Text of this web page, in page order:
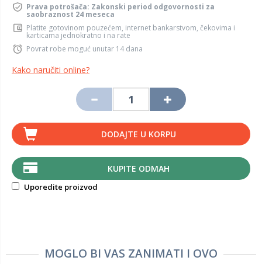
Prava potrošača: Zakonski period odgovornosti za
saobraznost 24 meseca
Platite gotovinom pouzećem, internet bankarstvom, čekovima i
karticama jednokratno i na rate
Povrat robe moguć unutar 14 dana
Kako naručiti online?
DODAJTE U KORPU
KUPITE ODMAH
Uporedite proizvod
MOGLO BI VAS ZANIMATI I OVO